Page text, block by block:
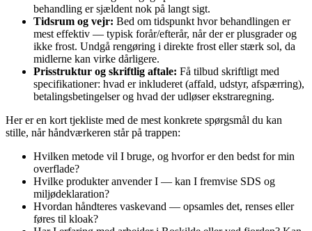
behandling er sjældent nok på langt sigt.
Tidsrum og vejr: Bed om tidspunkt hvor behandlingen er
mest effektiv — typisk forår/efterår, når der er plusgrader og
ikke frost. Undgå rengøring i direkte frost eller stærk sol, da
midlerne kan virke dårligere.
Prisstruktur og skriftlig aftale: Få tilbud skriftligt med
specifikationer: hvad er inkluderet (affald, udstyr, afspærring),
betalingsbetingelser og hvad der udløser ekstraregning.
Her er en kort tjekliste med de mest konkrete spørgsmål du kan
stille, når håndværkeren står på trappen:
Hvilken metode vil I bruge, og hvorfor er den bedst for min
overflade?
Hvilke produkter anvender I — kan I fremvise SDS og
miljødeklaration?
Hvordan håndteres vaskevand — opsamles det, renses eller
føres til kloak?